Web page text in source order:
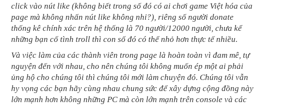
click vào nút like (không biết trong số đó có ai chơi game Việt hóa của
page mà không nhấn nút like không nhỉ?), riêng số người donate
thống kê chính xác trên hệ thống là 70 người/12000 người, chưa kể
những bạn cố tình troll thì con số đó có thể nhỏ hơn thực tế nhiều.
Và việc làm của các thành viên trong page là hoàn toàn vì đam mê, tự
nguyện đến với nhau, cho nên chúng tôi không muốn ép một ai phải
ủng hộ cho chúng tôi thì chúng tôi mới làm chuyện đó. Chúng tôi vẫn
hy vọng các bạn hãy cùng nhau chung sức để xây dựng cộng đồng này
lớn mạnh hơn không những PC mà còn lớn mạnh trên console và các